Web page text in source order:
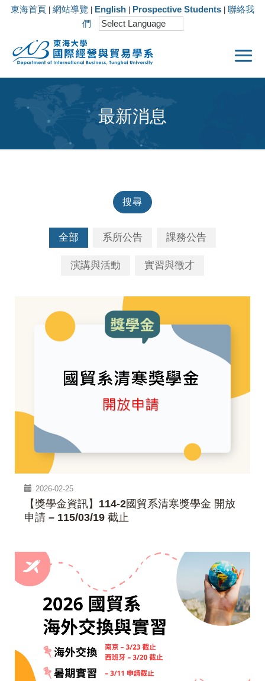
東海首頁 網站導覽 English Prospective Students
聯絡我
們
最新消息
搜尋
全部 系所公告 課務公告
演講與活動 實習與徵才
2026-02-25
【獎學金資訊】114-2國貿系清寒獎學金 開放
申請 – 115/03/19 截止